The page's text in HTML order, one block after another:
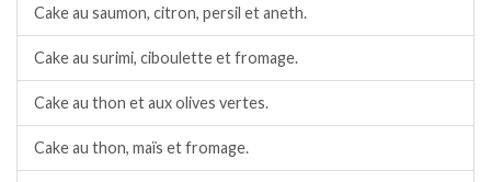
Cake au saumon, citron, persil et aneth.
Cake au surimi, ciboulette et fromage.
Cake au thon et aux olives vertes.
Cake au thon, maïs et fromage.